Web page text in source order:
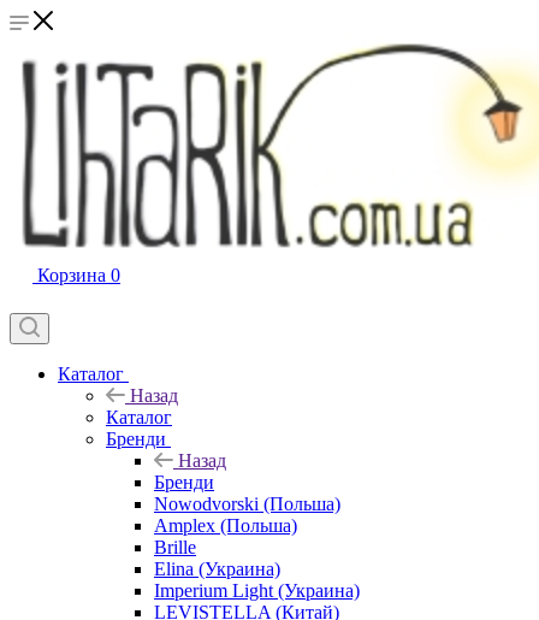
Корзина 0
Каталог
Назад
Каталог
Бренди
Назад
Бренди
Nowodvorski (Польша)
Amplex (Польша)
Brille
Elina (Украина)
Imperium Light (Украина)
LEVISTELLA (Китай)